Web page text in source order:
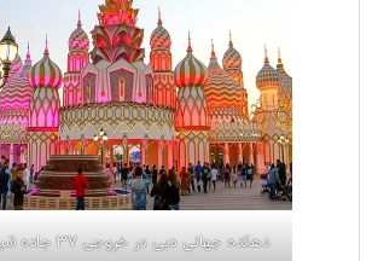
دهکده جهانی دبی در